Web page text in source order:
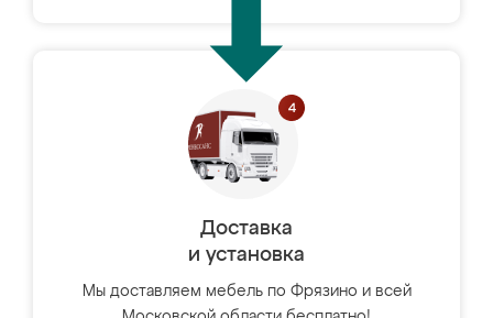
Доставка
и установка
Мы доставляем мебель по Фрязино и всей